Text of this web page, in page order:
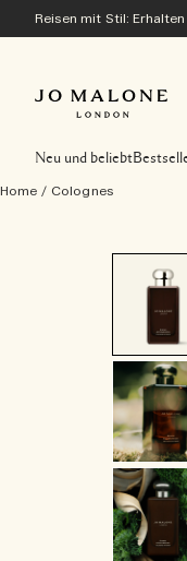
Reisen mit Stil:
Neu und beliebt
Home / Colognes